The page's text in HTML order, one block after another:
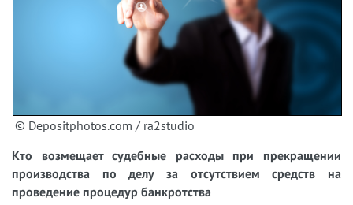
© Depositphotos.com / ra2studio
Кто возмещает судебные расходы при прекращении
производства по делу за отсутствием средств на
проведение процедур банкротства